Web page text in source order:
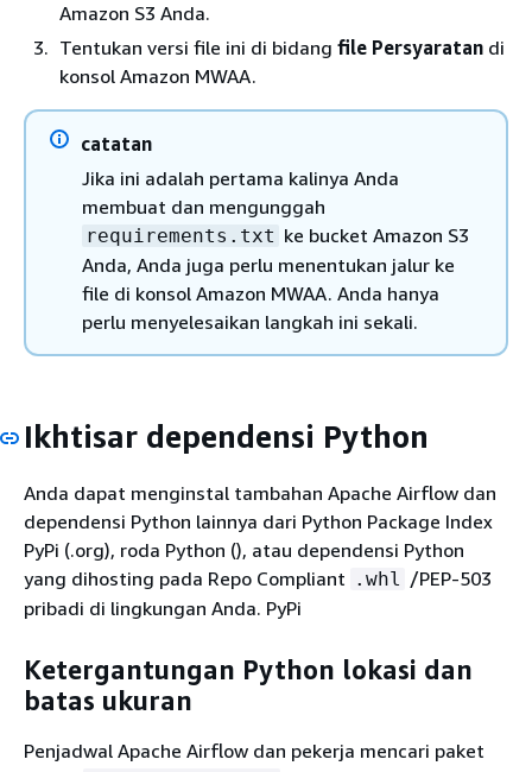
Amazon S3 Anda.
Tentukan versi file ini di bidang file Persyaratan di
konsol Amazon MWAA.
catatan
Jika ini adalah pertama kalinya Anda
membuat dan mengunggah
requirements.txt ke bucket Amazon S3
Anda, Anda juga perlu menentukan jalur ke
file di konsol Amazon MWAA. Anda hanya
perlu menyelesaikan langkah ini sekali.
Ikhtisar dependensi Python
Anda dapat menginstal tambahan Apache Airflow dan
dependensi Python lainnya dari Python Package Index
PyPi (.org), roda Python (), atau dependensi Python
yang dihosting pada Repo Compliant .whl
/PEP-503
pribadi di lingkungan Anda. PyPi
Ketergantungan Python lokasi dan
batas ukuran
Penjadwal Apache Airflow dan pekerja mencari paket